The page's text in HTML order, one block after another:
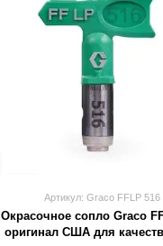
Артикул: Graco FFLP 516
Окрасочное cопло Graco
оригинал США для